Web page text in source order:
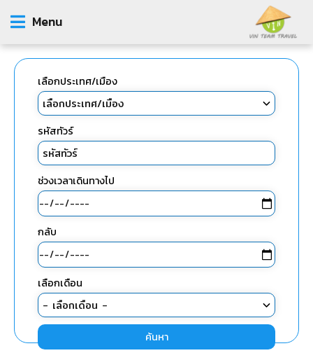
Menu
เลือกประเทศ/เมือง
รหัสทัวร์
ช่วงเวลาเดินทางไป
กลับ
เลือกเดือน
ค้นหา